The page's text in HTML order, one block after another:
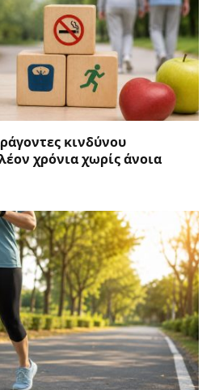
κινδύνου
χρόνια χωρίς άνοια